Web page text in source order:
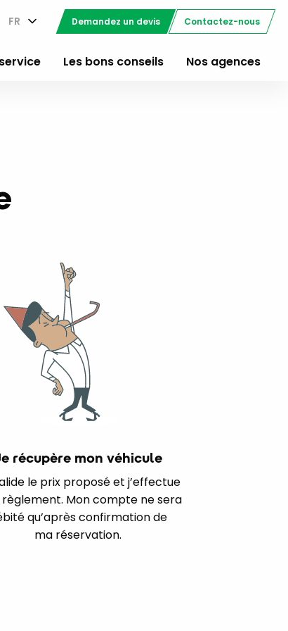
FR Demandez un devis Contactez-nous
Les bons conseils Nos agences
récupère mon véhicule
le prix proposé et j’effectue
Mon compte ne sera
qu’après confirmation de
ma réservation.